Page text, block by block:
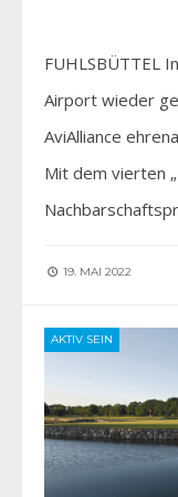
FUHLSBÜTTEL
Airport wieder
AviAlliance
Mit dem vierten
19. MAI 2022
AKTIV SEIN